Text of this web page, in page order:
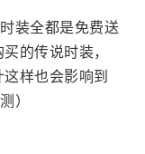
装全都是免费送
的传说时装，
样也会影响到
）